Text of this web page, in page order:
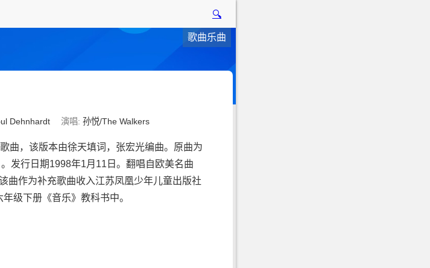
🔍
歌曲乐曲
Dehnhardt 演唱: 孙悦/The Walkers
曲，该版本由徐天填词，张宏光编曲。原曲为
发行日期1998年1月11日。翻唱自欧美名曲
曲作为补充歌曲收入江苏凤凰少年儿童出版社
级下册《音乐》教科书中。